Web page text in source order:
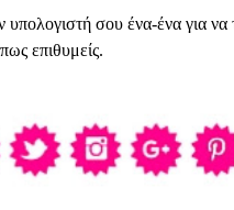
υπολογιστή σου ένα-ένα για να
επιθυμείς.